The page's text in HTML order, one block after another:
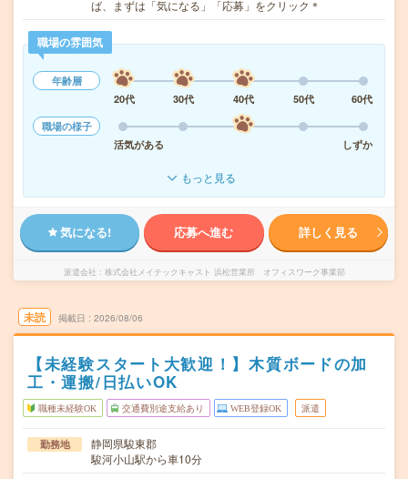
ば、まずは「気になる」「応募」をクリック＊
職場の雰囲気
年齢層
20代
30代 40代 50代
60代
職場の様子
活気がある
しずか
もっと見る
気になる! 応募へ進む 詳しく見る
派遣会社 株式会社メイテックキャスト 浜松営業所 オフィスワーク事業部
未読 掲載日 2026/08/06
【未経験スタート大歓迎！】木質ボードの加
工・運搬/日払いOK
職種未経験OK 交通費別途支給あり WEB登録OK 派遣
勤務地
静岡県駿東郡
駿河小山駅から車10分